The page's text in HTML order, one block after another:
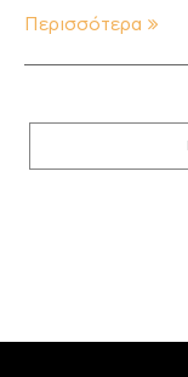
Περισσότερα